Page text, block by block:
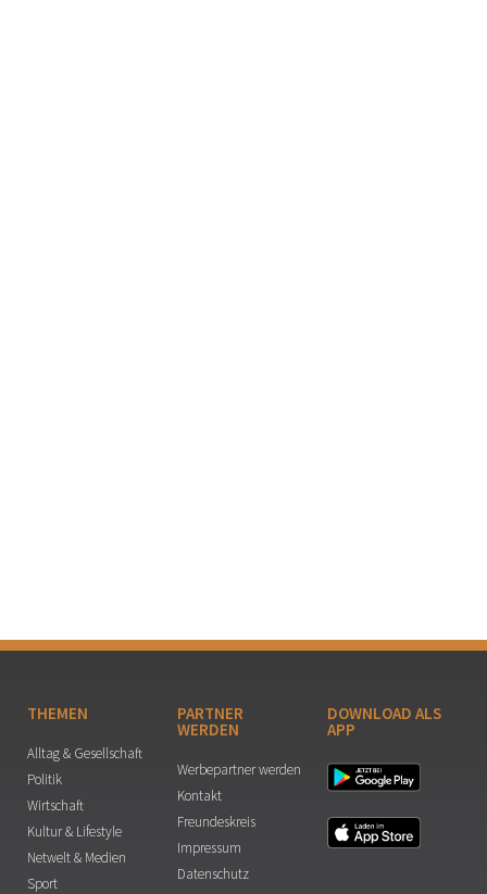
THEMEN
Alltag & Gesellschaft
Politik
Wirtschaft
Kultur & Lifestyle
Netwelt & Medien
Sport
PARTNER
WERDEN
Werbepartner werden
Kontakt
Freundeskreis
Impressum
Datenschutz
DOWNLOAD ALS
APP